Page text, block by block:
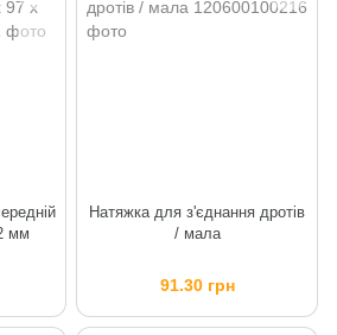
мм
Натяжка для з'єднання дротів
/ мала
91.30 грн